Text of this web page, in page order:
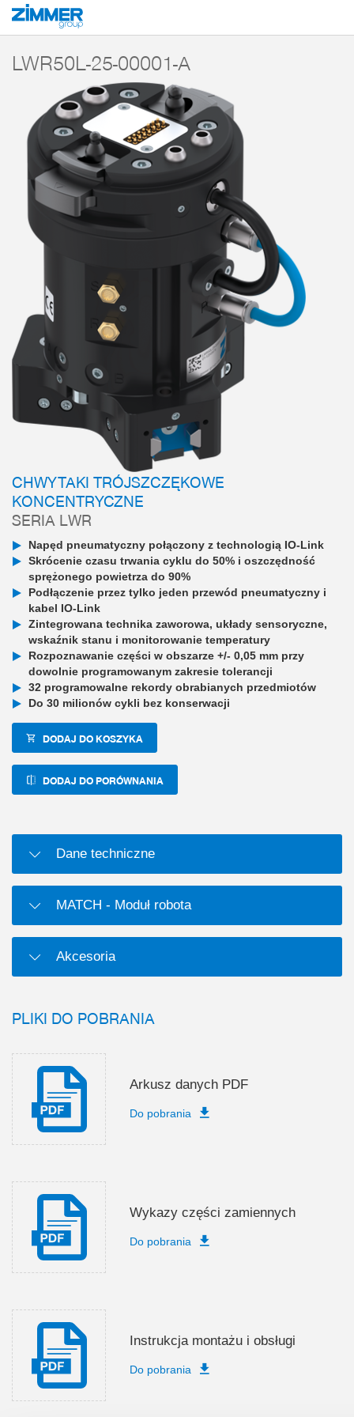
Start Produkty
LWR50L-25-00001-A
CHWYTAKI TRÓJSZCZĘKOWE
KONCENTRYCZNE
SERIA LWR
Napęd pneumatyczny połączony z technologią IO-Link
Skrócenie czasu trwania cyklu do 50% i oszczędność
sprężonego powietrza do 90%
Podłączenie przez tylko jeden przewód pneumatyczny i
kabel IO-Link
Zintegrowana technika zaworowa, układy sensoryczne,
wskaźnik stanu i monitorowanie temperatury
Rozpoznawanie części w obszarze +/- 0,05 mm przy
dowolnie programowanym zakresie tolerancji
32 programowalne rekordy obrabianych przedmiotów
Do 30 milionów cykli bez konserwacji
DODAJ DO KOSZYKA
DODAJ DO PORÓWNANIA
Dane techniczne
MATCH - Moduł robota
Akcesoria
PLIKI DO POBRANIA
Arkusz danych PDF
Do pobrania
Wykazy części zamiennych
Do pobrania
Instrukcja montażu i obsługi
Do pobrania